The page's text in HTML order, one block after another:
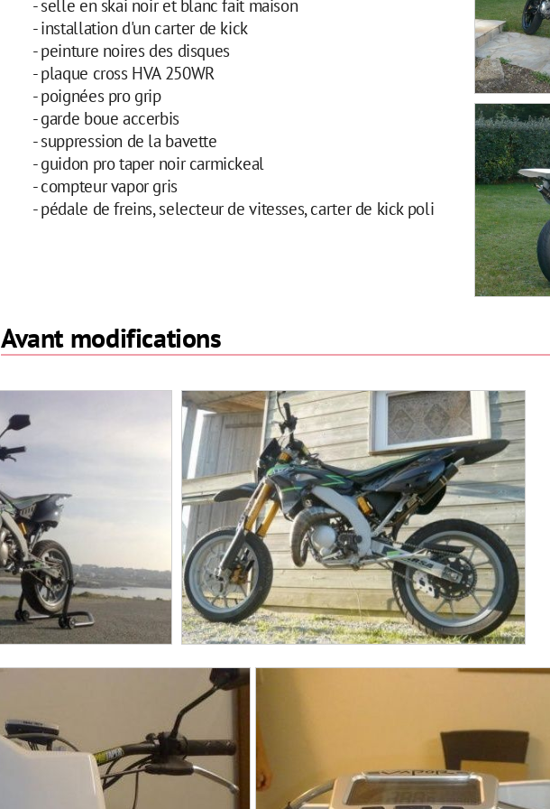
- selle en skai noir et blanc fait maison
- installation d'un carter de kick
- peinture noires des disques
- plaque cross HVA 250WR
- poignées pro grip
- garde boue accerbis
- suppression de la bavette
- guidon pro taper noir carmickeal
- compteur vapor gris
- pédale de freins, selecteur de vitesses, carter de kick poli
Avant modifications